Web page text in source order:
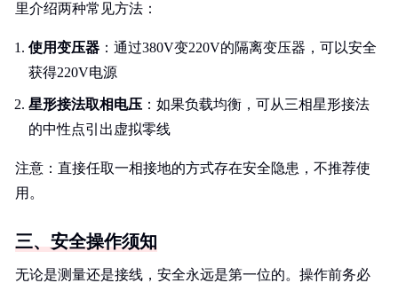
里介绍两种常见方法：
使用变压器 ：通过380V变220V的隔离变压器，可以安全
获得220V电源
星形接法取相电压 ：如果负载均衡，可从三相星形接法
的中性点引出虚拟零线
注意：直接任取一相接地的方式存在安全隐患，不推荐使
用。
三、安全操作须知
无论是测量还是接线，安全永远是第一位的。操作前务必